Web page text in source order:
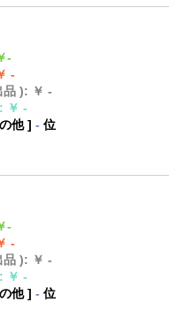
-
-
品 ): ￥ -
: ￥ -
他]- 位
-
-
品 ): ￥ -
: ￥ -
他]- 位